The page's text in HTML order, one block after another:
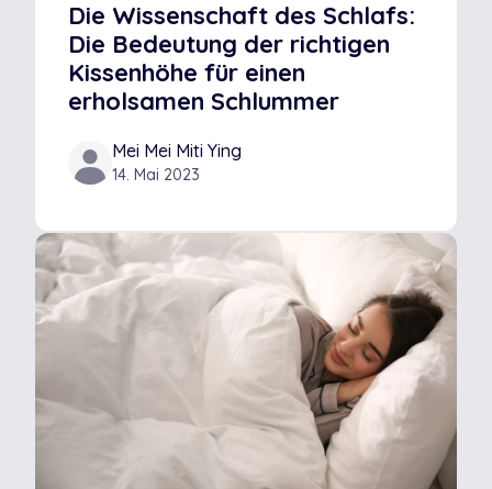
Die Wissenschaft des Schlafs:
Die Bedeutung der richtigen
Kissenhöhe für einen
erholsamen Schlummer
Mei Mei Miti Ying
14. Mai 2023